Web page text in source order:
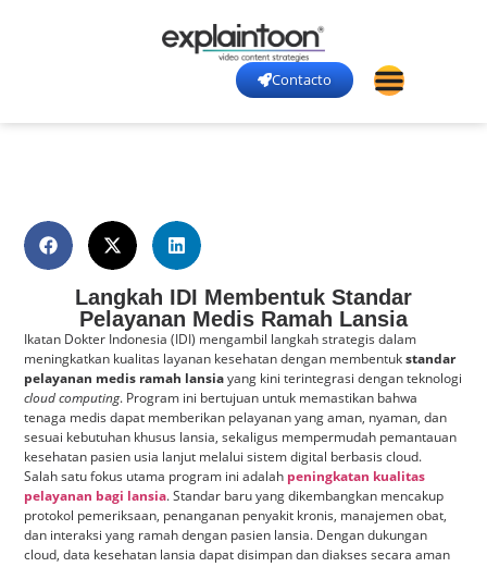
Contacto
Langkah IDI Membentuk Standar
Pelayanan Medis Ramah Lansia
Ikatan Dokter Indonesia (IDI) mengambil langkah strategis dalam
meningkatkan kualitas layanan kesehatan dengan membentukstandar
pelayanan medis ramah lansiayang kini terintegrasi dengan teknologi
cloud computing. Program ini bertujuan untuk memastikan bahwa
tenaga medis dapat memberikan pelayanan yang aman, nyaman, dan
sesuai kebutuhan khusus lansia, sekaligus mempermudah pemantauan
kesehatan pasien usia lanjut melalui sistem digital berbasis cloud.
Salah satu fokus utama program ini adalah peningkatan kualitas
pelayanan bagi lansia. Standar baru yang dikembangkan mencakup
protokol pemeriksaan, penanganan penyakit kronis, manajemen obat,
dan interaksi yang ramah dengan pasien lansia. Dengan dukungan
cloud, data kesehatan lansia dapat disimpan dan diakses secara aman